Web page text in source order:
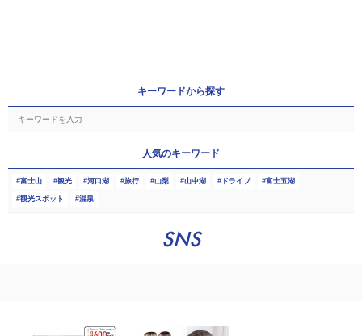
キーワードから探す
人気のキーワード
富士山 観光 河口湖 旅行 山梨 山中湖 ドライブ 富士五湖
観光スポット 温泉
SNS